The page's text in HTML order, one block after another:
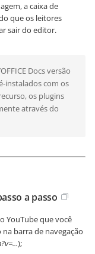
a caixa de
que os leitores
sair do editor.
Docs versão
instalados com os
os plugins
através do
a passo
YouTube que você
barra de navegação
);